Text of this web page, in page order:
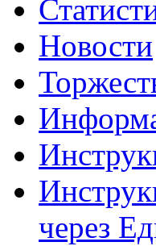
Новости
через